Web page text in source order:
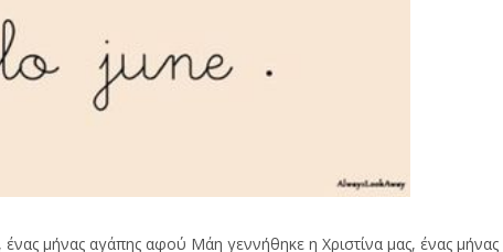
μήνας αγάπης αφού Μάη γεννήθηκε η Χριστίνα μας, ένας μήνας